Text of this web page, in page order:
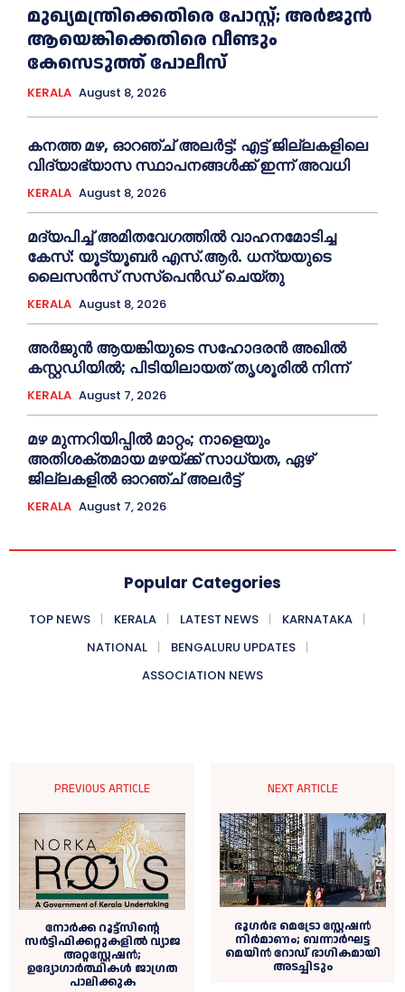
മുഖ്യമന്ത്രിക്കെതിരെ പോസ്റ്റ്; അര്‍ജുൻ
ആയെങ്കിക്കെതിരെ വീണ്ടും
കേസെടുത്ത് പോലീസ്
KERALA August 8, 2026
ക​ന​ത്ത മ​ഴ, ഓറഞ്ച് അലർട്ട്: എ​ട്ട് ജി​ല്ല​ക​ളി​ലെ
വി​ദ്യാ​ഭ്യാ​സ സ്ഥാ​പ​ന​ങ്ങ​ൾ​ക്ക് ഇ​ന്ന് അ​വ​ധി
KERALA August 8, 2026
മദ്യപിച്ച് അമിതവേഗത്തിൽ വാഹനമോടിച്ച
കേസ്: യൂട്യൂബർ എസ്.ആർ. ധന്യയുടെ
ലൈസൻസ് സസ്‌പെൻഡ് ചെയ്തു
KERALA August 8, 2026
അര്‍ജുന്‍ ആയങ്കിയുടെ സഹോദരന്‍ അഖില്‍
കസ്റ്റഡിയില്‍; പിടിയിലായത് തൃശൂരില്‍ നിന്ന്
KERALA August 7, 2026
മഴ മുന്നറിയിപ്പിൽ മാറ്റം; നാളെയും
അതിശക്തമായ മഴയ്ക്ക് സാധ്യത, ഏഴ്
ജില്ലകളിൽ ഓറഞ്ച് അലർട്ട്
KERALA August 7, 2026
Popular Categories
TOP NEWS KERALA LATEST NEWS
KARNATAKA
NATIONAL
BENGALURU UPDATES
ASSOCIATION NEWS
PREVIOUS ARTICLE
നോർക്ക റൂട്ട്സിന്റെ
സർട്ടിഫിക്കറ്റുകളിൽ വ്യാജ
അറ്റസ്റ്റേഷൻ;
ഉദ്യോഗാര്‍ത്ഥികള്‍ ജാഗ്രത
പാലിക്കുക
NEXT ARTICLE
ഭൂഗർഭ മെട്രോ സ്റ്റേഷൻ
നിർമാണം; ബന്നാർഘട്ട
മെയിൻ റോഡ് ഭാഗികമായി
അടച്ചിടും